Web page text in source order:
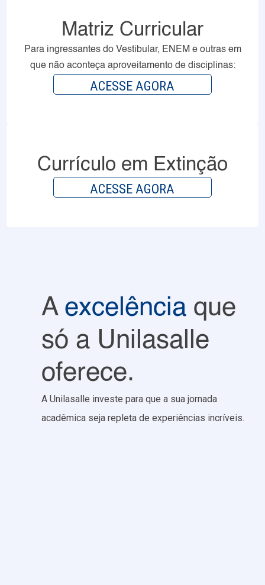
Matriz Curricular
Para ingressantes do Vestibular, ENEM e outras em
que não aconteça aproveitamento de disciplinas:
ACESSE AGORA
Currículo em Extinção
ACESSE AGORA
A excelênciaque
só a Unilasalle
oferece.
A Unilasalle investe para que a sua jornada
acadêmica seja repleta de experiências incríveis.